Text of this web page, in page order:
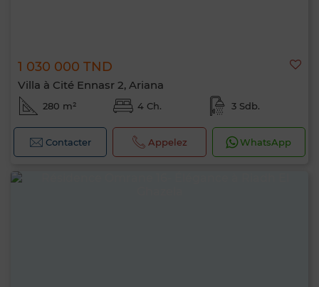
1 030 000 TND
Villa à Cité Ennasr 2, Ariana
280 m² 4 Ch. 3 Sdb.
Contacter Appelez WhatsApp